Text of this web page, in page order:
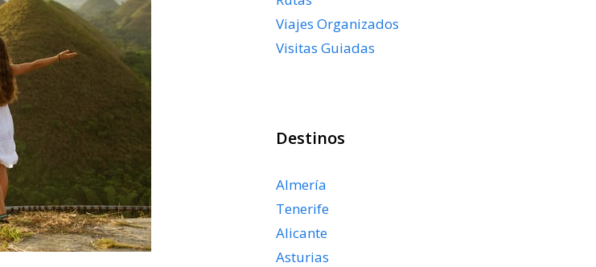
Viajes Organizados
Visitas Guiadas
Destinos
Almería
Tenerife
Alicante
Asturias